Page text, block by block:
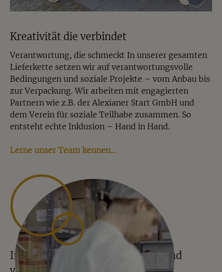
Kreativität die verbindet
Verantwortung, die schmeckt In unserer gesamten
Lieferkette setzen wir auf verantwortungsvolle
Bedingungen und soziale Projekte – vom Anbau bis
zur Verpackung. Wir arbeiten mit engagierten
Partnern wie z.B. der Alexianer Start GmbH und
dem Verein für soziale Teilhabe zusammen. So
entsteht echte Inklusion – Hand in Hand.
Lerne unser Team kennen…
In Münster gewogen, gemischt und